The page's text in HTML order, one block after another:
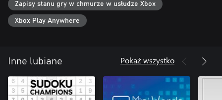
Zapisy stanu gry w chmurze w usłudze Xbox
Xbox Play Anywhere
Inne lubiane Pokaż wszystko